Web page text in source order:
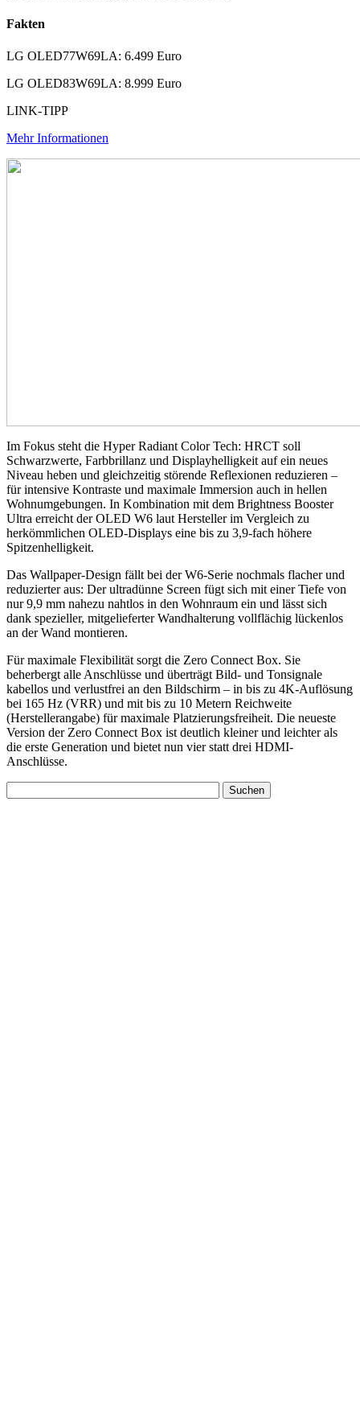
Fakten
LG OLED77W69LA: 6.499 Euro
LG OLED83W69LA: 8.999 Euro
LINK-TIPP
Mehr Informationen
Im Fokus steht die Hyper Radiant Color Tech: HRCT soll
Schwarzwerte, Farbbrillanz und Displayhelligkeit auf ein neues
Niveau heben und gleichzeitig störende Reflexionen reduzieren –
für intensive Kontraste und maximale Immersion auch in hellen
Wohnumgebungen. In Kombination mit dem Brightness Booster
Ultra erreicht der OLED W6 laut Hersteller im Vergleich zu
herkömmlichen OLED-Displays eine bis zu 3,9-fach höhere
Spitzenhelligkeit.
Das Wallpaper-Design fällt bei der W6-Serie nochmals flacher und
reduzierter aus: Der ultradünne Screen fügt sich mit einer Tiefe von
nur 9,9 mm nahezu nahtlos in den Wohnraum ein und lässt sich
dank spezieller, mitgelieferter Wandhalterung vollflächig lückenlos
an der Wand montieren.
Für maximale Flexibilität sorgt die Zero Connect Box. Sie
beherbergt alle Anschlüsse und überträgt Bild- und Tonsignale
kabellos und verlustfrei an den Bildschirm – in bis zu 4K-Auflösung
bei 165 Hz (VRR) und mit bis zu 10 Metern Reichweite
(Herstellerangabe) für maximale Platzierungsfreiheit. Die neueste
Version der Zero Connect Box ist deutlich kleiner und leichter als
die erste Generation und bietet nun vier statt drei HDMI-
Anschlüsse.